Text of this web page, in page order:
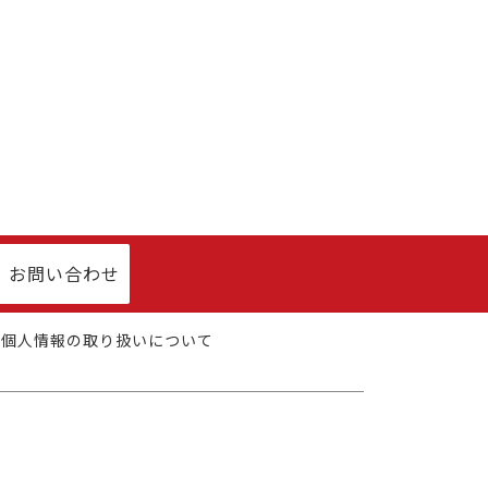
お問い合わせ
個人情報の取り扱いについて